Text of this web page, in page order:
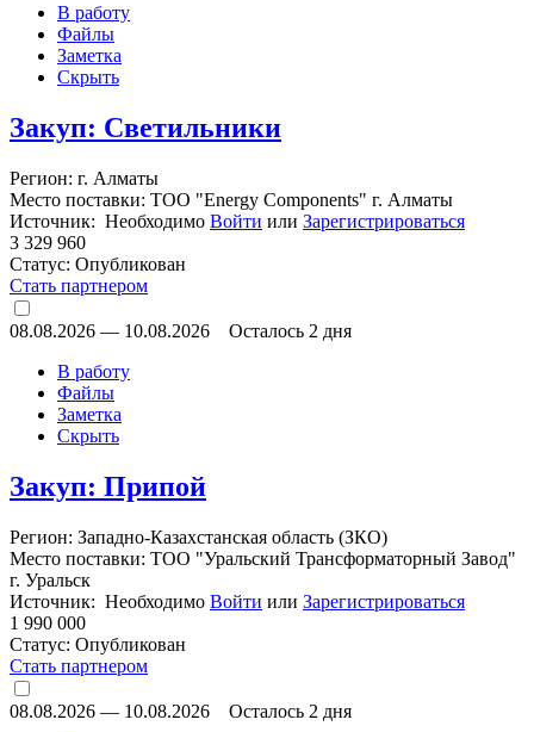
В работу
Файлы
Заметка
Скрыть
Закуп: Светильники
Регион: г. Алматы
Место поставки: ТОО "Energy Components" г. Алматы
Источник: Необходимо Войти или Зарегистрироваться
3 329 960
Статус: Опубликован
Стать партнером
08.08.2026 — 10.08.2026
Осталось 2 дня
В работу
Файлы
Заметка
Скрыть
Закуп: Припой
Регион: Западно-Казахстанская область (ЗКО)
Место поставки: ТОО "Уральский Трансформаторный Завод"
г. Уральск
Источник: Необходимо Войти или Зарегистрироваться
1 990 000
Статус: Опубликован
Стать партнером
08.08.2026 — 10.08.2026
Осталось 2 дня